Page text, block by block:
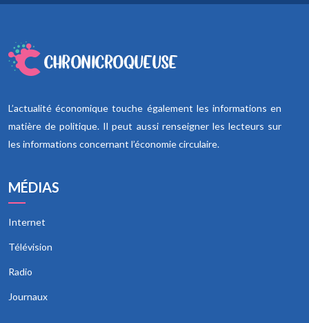
L’actualité économique touche également les informations en
matière de politique. Il peut aussi renseigner les lecteurs sur
les informations concernant l’économie circulaire.
MÉDIAS
Internet
Télévision
Radio
Journaux